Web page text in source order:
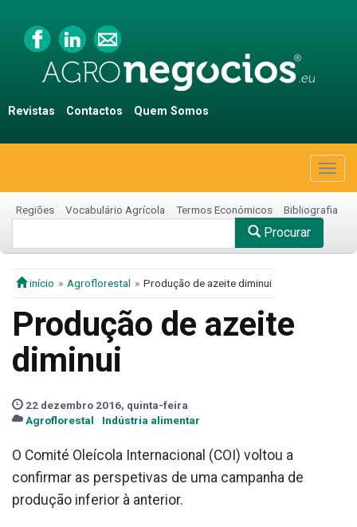
Revistas Contactos Quem Somos
Regiões Vocabulário Agrícola Termos Económicos Bibliografia
Procurar
início Agroflorestal Produção de azeite diminui
Produção de azeite
diminui
22 dezembro 2016, quinta-feira
Agroflorestal
Indústria alimentar
O Comité Oleícola Internacional (COI) voltou a
confirmar as perspetivas de uma campanha de
produção inferior à anterior.